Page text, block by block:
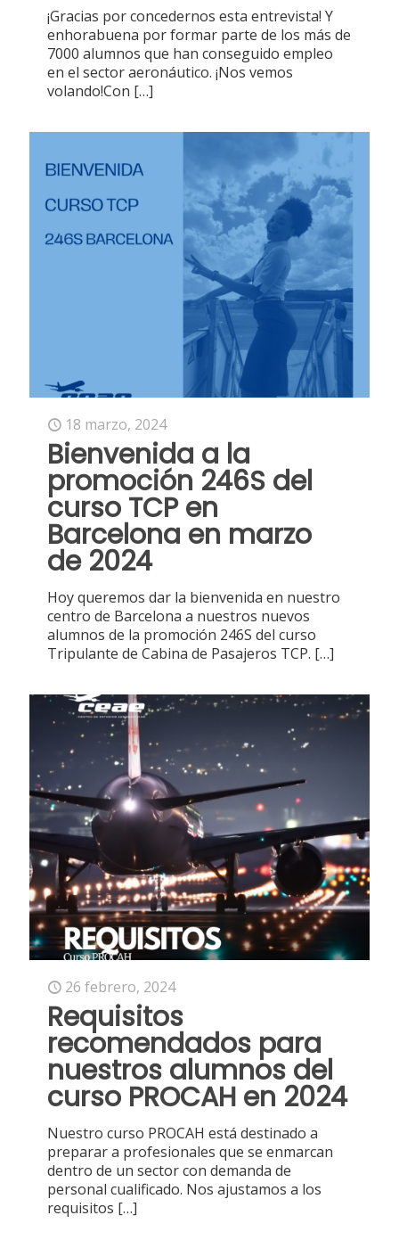
¡Gracias por concedernos esta entrevista! Y
enhorabuena por formar parte de los más de
7000 alumnos que han conseguido empleo
en el sector aeronáutico. ¡Nos vemos
volando!Con […]
18 marzo, 2024
Bienvenida a la
promoción 246S del
curso TCP en
Barcelona en marzo
de 2024
Hoy queremos dar la bienvenida en nuestro
centro de Barcelona a nuestros nuevos
alumnos de la promoción 246S del curso
Tripulante de Cabina de Pasajeros TCP. […]
26 febrero, 2024
Requisitos
recomendados para
nuestros alumnos del
curso PROCAH en 2024
Nuestro curso PROCAH está destinado a
preparar a profesionales que se enmarcan
dentro de un sector con demanda de
personal cualificado. Nos ajustamos a los
requisitos […]